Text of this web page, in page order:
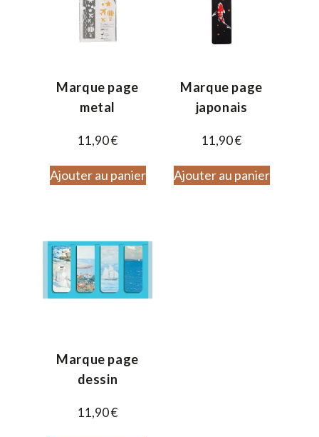
Marque page
metal
11,90€
Ajouter au panier
Marque page
japonais
11,90€
Ajouter au panier
Marque page
dessin
11,90€